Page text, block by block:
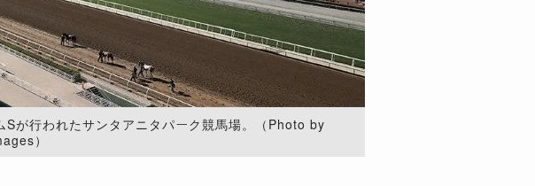
Sが行われたサンタアニタパーク競馬場。（Photo by
）